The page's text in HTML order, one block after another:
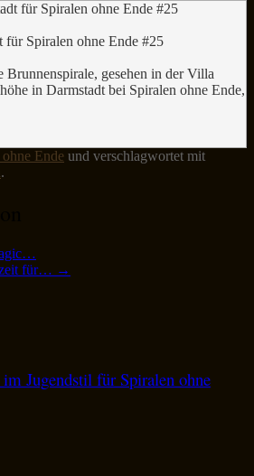
Spiralen ohne Ende #25
Brunnenspirale, gesehen in der Villa
in Darmstadt bei Spiralen ohne Ende,
Ende und verschlagwortet mit
.
für… →
Jugendstil für Spiralen ohne